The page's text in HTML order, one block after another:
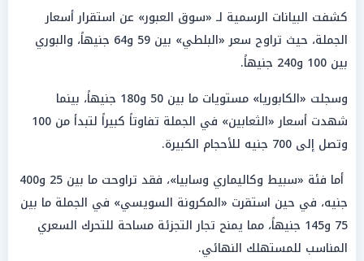
كشفت البيانات الرسمية لـ «سوق العبور» عن استقرار أسعار
الجملة، حيث تراوح سعر «البلطي» بين 59 و64 جنيهاً، والبوري
بين 100 و240 جنيهاً.
وسجلت «الكابوريا» مستويات ما بين 50 و180 جنيهاً، بينما
شهدت أسعار «الثعابين» في الجملة تفاوتاً كبيراً لتبدأ من 100
وتصل إلى 700 جنيه للأحجام الكبيرة.
أما فئة «سبيط وكاليماري وسابيا»، فقد تراوحت ما بين 25 و400
جنيه، في حين استقرت «المكرونة السويسي» في الجملة ما بين
75 و145 جنيهاً، مما يمنح تجار التجزئة مساحة للتحرك السعري
المناسب للمستهلك النهائي.